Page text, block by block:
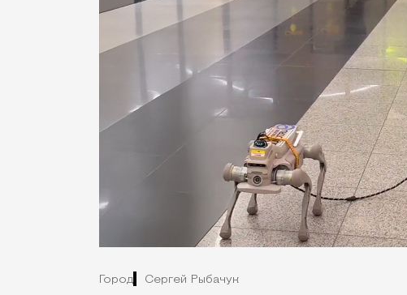
Город Сергей Рыбачук